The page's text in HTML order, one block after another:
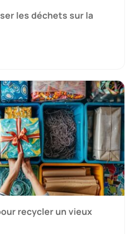
les déchets sur la
recycler un vieux